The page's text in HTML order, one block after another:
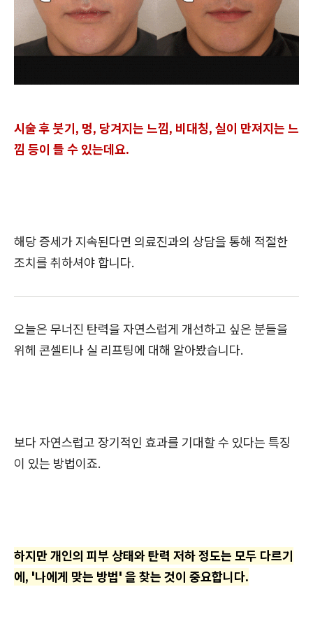
시술 후 붓기, 멍, 당겨지는 느낌, 비대칭, 실이 만져지는 느
낌 등이 들 수 있는데요.
해당 증세가 지속된다면 의료진과의 상담을 통해 적절한
조치를 취하셔야 합니다.
오늘은 무너진 탄력을 자연스럽게 개선하고 싶은 분들을
위헤 콘셀티나 실 리프팅에 대해 알아봤습니다.
보다 자연스럽고 장기적인 효과를 기대할 수 있다는 특징
이 있는 방법이죠.
하지만 개인의 피부 상태와 탄력 저하 정도는 모두 다르기
에, '나에게 맞는 방법' 을 찾는 것이 중요합니다.